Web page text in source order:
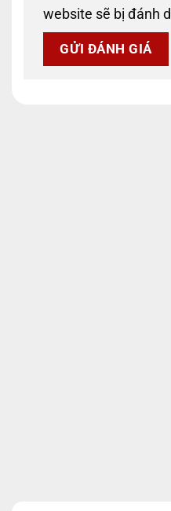
website sẽ bị đánh